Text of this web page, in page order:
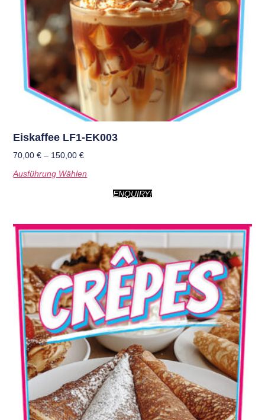
Eiskaffee LF1-EK003
70,00€ – 150,00€
Ausführung Wählen
ENQUIRY!